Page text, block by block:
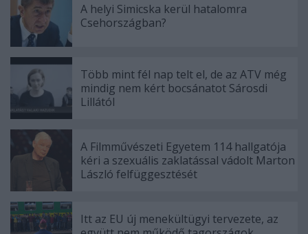
A helyi Simicska kerül hatalomra
Csehországban?
Több mint fél nap telt el, de az ATV még
mindig nem kért bocsánatot Sárosdi
Lillától
A Filmművészeti Egyetem 114 hallgatója
kéri a szexuális zaklatással vádolt Marton
László felfüggesztését
Itt az EU új menekültügyi tervezete, az